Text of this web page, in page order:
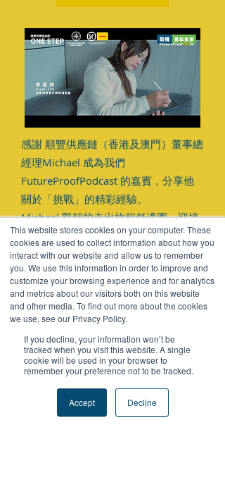
This website stores cookies on your computer. These
cookies are used to collect information about how you
interact with our website and allow us to remember
you. We use this information in order to improve and
customize your browsing experience and for analytics
and metrics about our visitors both on this website
and other media. To find out more about the cookies
we use, see our Privacy Policy.
If you decline, your information won’t be
tracked when you visit this website. A single
cookie will be used in your browser to
remember your preference not to be tracked.
Accept Decline
感謝 順豐供應鏈（香港及澳門）董事總
經理Michael 成為我們
FutureProofPodcast 的嘉賓，分享他
關於「挑戰」的精彩經驗。
Michael 堅韌的走出旅程舒適圈，迎接
挑戰的故事必定會為您帶來啟發。
感謝 順豐供應鏈（香港及澳門）董事總
經理Michael 成為我們